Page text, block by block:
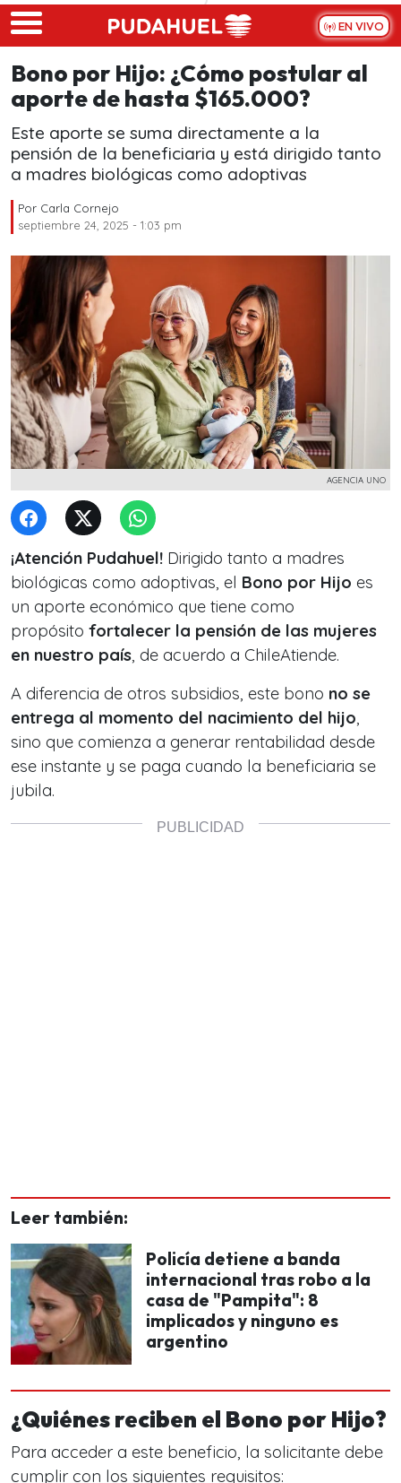
Skip to main content
EN VIVO
Bono por Hijo: ¿Cómo postular al
aporte de hasta $165.000?
Este aporte se suma directamente a la
pensión de la beneficiaria y está dirigido tanto
a madres biológicas como adoptivas
Por Carla Cornejo
septiembre 24, 2025 - 1:03 pm
AGENCIA UNO
¡Atención Pudahuel! Dirigido tanto a madres
biológicas como adoptivas, el Bono por Hijo es
un aporte económico que tiene como
propósito fortalecer la pensión de las mujeres
en nuestro país, de acuerdo a ChileAtiende.
A diferencia de otros subsidios, este bono no se
entrega al momento del nacimiento del hijo,
sino que comienza a generar rentabilidad desde
ese instante y se paga cuando la beneficiaria se
jubila.
Leer también:
Policía detiene a banda
internacional tras robo a la
casa de "Pampita": 8
implicados y ninguno es
argentino
¿Quiénes reciben el Bono por Hijo?
Para acceder a este beneficio, la solicitante debe
cumplir con los siguientes requisitos: